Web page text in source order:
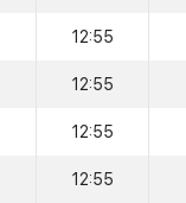
12:55
12:55
12:55
12:55